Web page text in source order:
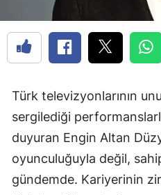
Türk televizyonlarının
sergilediği
duyuran Engin Altan
oyunculuğuyla değil,
gündemde. Kariyerinin